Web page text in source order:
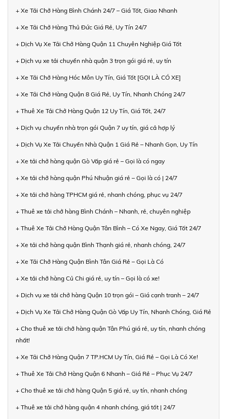
+ Xe Tải Chở Hàng Bình Chánh 24/7 – Giá Tốt, Giao Nhanh
+ Xe Tải Chở Hàng Thủ Đức Giá Rẻ, Uy Tín 24/7
+ Dịch Vụ Xe Tải Chở Hàng Quận 11 Chuyên Nghiệp Giá Tốt
+ Dịch vụ xe tải chuyển nhà quận 3 trọn gói giá rẻ, uy tín
+ Xe Tải Chở Hàng Hóc Môn Uy Tín, Giá Tốt [GỌI LÀ CÓ XE]
+ Xe Tải Chở Hàng Quận 8 Giá Rẻ, Uy Tín, Nhanh Chóng 24/7
+ Thuê Xe Tải Chở Hàng Quận 12 Uy Tín, Giá Tốt, 24/7
+ Dịch vụ chuyển nhà trọn gói Quận 7 uy tín, giá cả hợp lý
+ Dịch Vụ Xe Tải Chuyển Nhà Quận 1 Giá Rẻ – Nhanh Gọn, Uy Tín
+ Xe tải chở hàng quận Gò Vấp giá rẻ – Gọi là có ngay
+ Xe tải chở hàng quận Phú Nhuận giá rẻ – Gọi là có | 24/7
+ Xe tải chở hàng TPHCM giá rẻ, nhanh chóng, phục vụ 24/7
+ Thuê xe tải chở hàng Bình Chánh – Nhanh, rẻ, chuyên nghiệp
+ Thuê Xe Tải Chở Hàng Quận Tân Bình – Có Xe Ngay, Giá Tốt 24/7
+ Xe tải chở hàng quận Bình Thạnh giá rẻ, nhanh chóng, 24/7
+ Xe Tải Chở Hàng Quận Bình Tân Giá Rẻ – Gọi Là Có
+ Xe tải chở hàng Củ Chi giá rẻ, uy tín – Gọi là có xe!
+ Dịch vụ xe tải chở hàng Quận 10 trọn gói – Giá cạnh tranh – 24/7
+ Dịch Vụ Xe Tải Chở Hàng Quận Gò Vấp Uy Tín, Nhanh Chóng, Giá Rẻ
+ Cho thuê xe tải chở hàng quận Tân Phú giá rẻ, uy tín, nhanh chóng
nhất!
+ Xe Tải Chở Hàng Quận 7 TP.HCM Uy Tín, Giá Rẻ – Gọi Là Có Xe!
+ Thuê Xe Tải Chở Hàng Quận 6 Nhanh – Giá Rẻ – Phục Vụ 24/7
+ Cho thuê xe tải chở hàng Quận 5 giá rẻ, uy tín, nhanh chóng
+ Thuê xe tải chở hàng quận 4 nhanh chóng, giá tốt | 24/7